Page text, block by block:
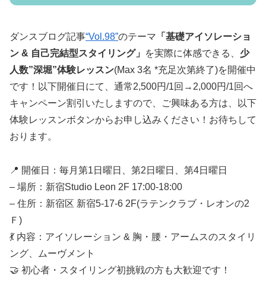
ダンスブログ記事“Vol.98”のテーマ 「基礎アイソレーショ
ン & 自己完結型スタイリング」
を実際に体感できる、 少
人数”深堀”体験レッスン(Max 3名 *充足次第終了)を開催中
です！以下開催日にて、通常2,500円/1回→2,000円/1回へ
キャンペーン割引いたしますので、ご興味ある方は、以下
体験レッスンボタンからお申し込みください！お待ちして
おります。
📍 開催日：毎月第1日曜日、第2日曜日、第4日曜日
– 場所：新宿Studio Leon 2F 17:00-18:00
– 住所：新宿区 新宿5-17-6 2F(ラテンクラブ・レオンの2
Ｆ)
💃 内容：アイソレーション & 胸・腰・アームスのスタイリ
ング、ムーヴメント
🤝 初心者・スタイリング初挑戦の方も大歓迎です！